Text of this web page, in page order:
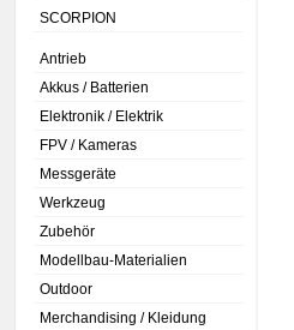
SCORPION
Antrieb
Akkus / Batterien
Elektronik / Elektrik
FPV / Kameras
Messgeräte
Werkzeug
Zubehör
Modellbau-Materialien
Outdoor
Merchandising / Kleidung